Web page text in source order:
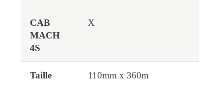
X
110mm x 360m